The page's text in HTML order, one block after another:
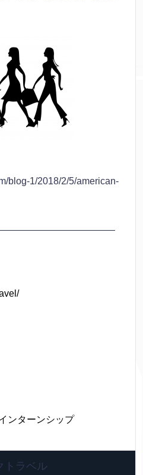
blog-1/2018/2/5/american-
ンターンシップ
トラベル